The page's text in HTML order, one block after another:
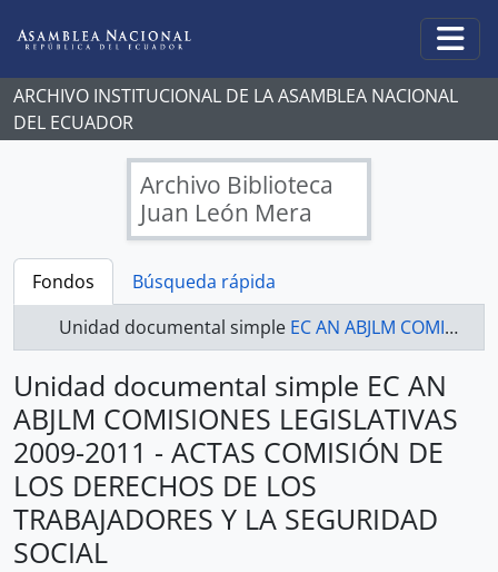
ARCHIVO INSTITUCIONAL DE LA ASAMBLEA NACIONAL
DEL ECUADOR
Archivo Biblioteca
Juan León Mera
Fondos
Búsqueda rápida
Unidad documental simple EC AN ABJLM COMISIONES LEGISLATIVAS 2009-2011 - ACTAS COMISIÓN DE LOS DERECHOS DE LOS TRABAJADORES Y LA SEGURIDAD SOCIAL
Unidad documental simple EC AN
ABJLM COMISIONES LEGISLATIVAS
2009-2011 - ACTAS COMISIÓN DE
LOS DERECHOS DE LOS
TRABAJADORES Y LA SEGURIDAD
SOCIAL